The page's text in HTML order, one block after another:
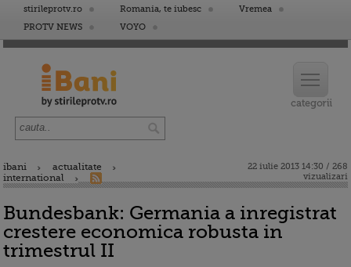
stirileprotv.ro Romania, te iubesc
Vremea
PROTV NEWS
VOYO
ibani
actualitate
international
22 iulie 2013 14:30 / 268
vizualizari
Bundesbank: Germania a inregistrat
crestere economica robusta in
trimestrul II